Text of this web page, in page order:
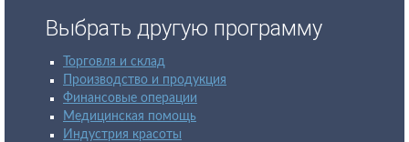
Выбрать другую программу
Торговля и склад
Производство и продукция
Финансовые операции
Медицинская помощь
Индустрия красоты